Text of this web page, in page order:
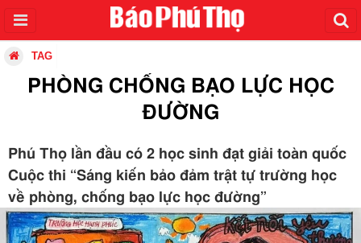
TAG
PHÒNG CHỐNG BẠO LỰC HỌC
ĐƯỜNG
Phú Thọ lần đầu có 2 học sinh đạt giải toàn quốc
Cuộc thi “Sáng kiến bảo đảm trật tự trường học
về phòng, chống bạo lực học đường”